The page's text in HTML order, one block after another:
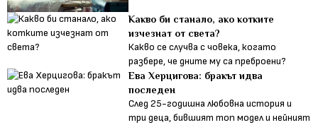
Какво би станало, ако котките
изчезнат от света?
Какво се случва с човека, когато
разбере, че дните му са преброени?
Ева Херцигова: бракът идва
последен
След 25-годишна любовна история и
три деца, бившият топ модел и нейният